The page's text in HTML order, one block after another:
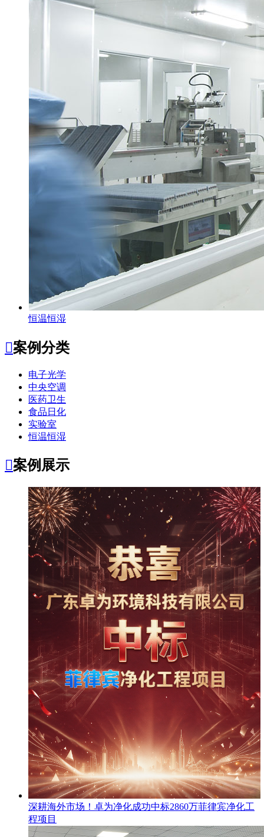
恒温恒湿
案例分类
电子光学
中央空调
医药卫生
食品日化
实验室
恒温恒湿
案例展示
​深耕海外市场！卓为净化成功中标2860万菲律宾净化工
程项目